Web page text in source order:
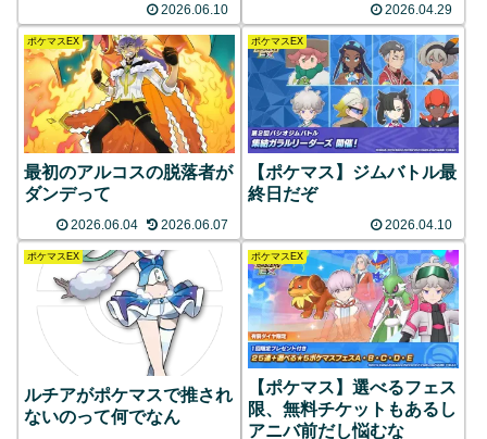
2026.06.10 2026.04.29
ポケマスEX
最初のアルコスの脱落者が
ダンデって
2026.06.04 2026.06.07
ポケマスEX
【ポケマス】ジムバトル最
終日だぞ
2026.04.10
ポケマスEX
ルチアがポケマスで推され
ないのって何でなん
ポケマスEX
【ポケマス】選べるフェス
限、無料チケットもあるし
アニバ前だし悩むな